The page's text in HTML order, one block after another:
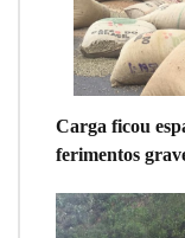
Carga ficou
ferimentos